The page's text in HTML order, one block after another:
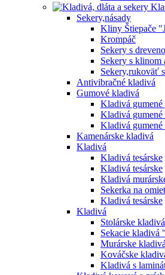
Sekery,násady
Kliny Štiepače
Krompáč
Sekery s
Sekery s klinom
Sekery,rukoväť
Antivibračné kladivá
Gumové kladivá
Kladivá
Kladivá
Kladivá
Kamenárske kladivá
Kladivá
Kladivá tesárske
Kladivá tesárske
Kladivá
Sekerka na
Kladivá tesárske
Kladivá
Stolárske
Sekacie kladivá
Murárske
Kováčske
Kladivá s